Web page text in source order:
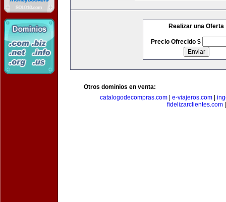
Realizar una Oferta
Precio Ofrecido $
Otros dominios en venta:
catalogodecompras.com| e-viajeros.com|
fidelizarclientes.com|